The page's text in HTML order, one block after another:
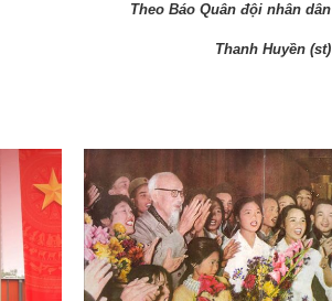
Theo Báo Quân đội nhân dân
Thanh Huyền (st)